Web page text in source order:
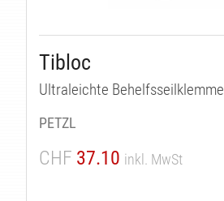
Tibloc
Ultraleichte Behelfsseilklemme
PETZL
CHF 37.10 inkl. MwSt